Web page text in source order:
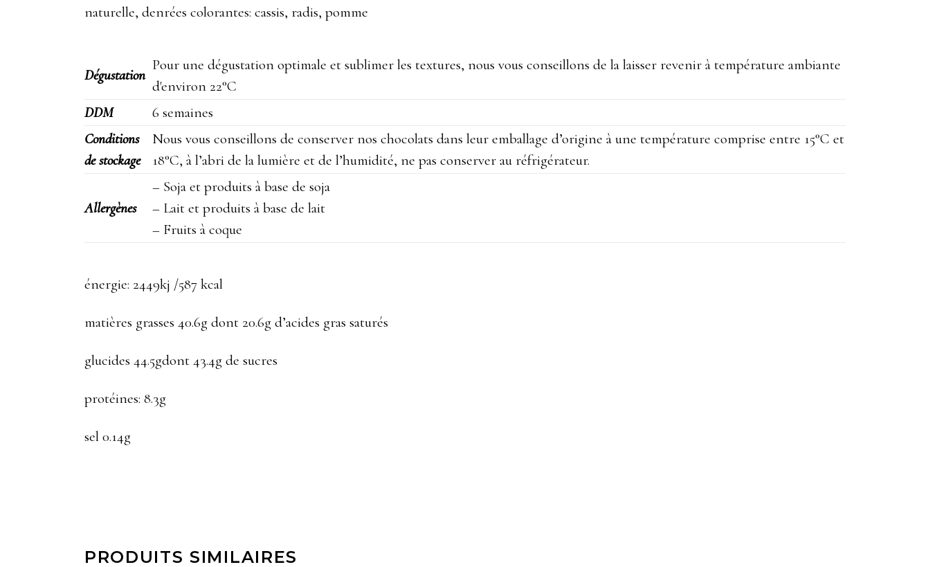
naturelle, denrées colorantes: cassis, radis, pomme
Dégustation
Pour une dégustation optimale et sublimer les textures, nous vous conseillons de la laisser revenir à température ambiante
d'environ 22°C
DDM
6 semaines
Conditions
de stockage
Nous vous conseillons de conserver nos chocolats dans leur emballage d’origine à une température comprise entre 15°C et
18°C, à l’abri de la lumière et de l’humidité, ne pas conserver au réfrigérateur.
Allergènes
– Soja et produits à base de soja
– Lait et produits à base de lait
– Fruits à coque
énergie: 2449kj /587 kcal
matières grasses 40.6g dont 20.6g d’acides gras saturés
glucides 44.5gdont 43.4g de sucres
protéines: 8.3g
sel 0.14g
PRODUITS SIMILAIRES